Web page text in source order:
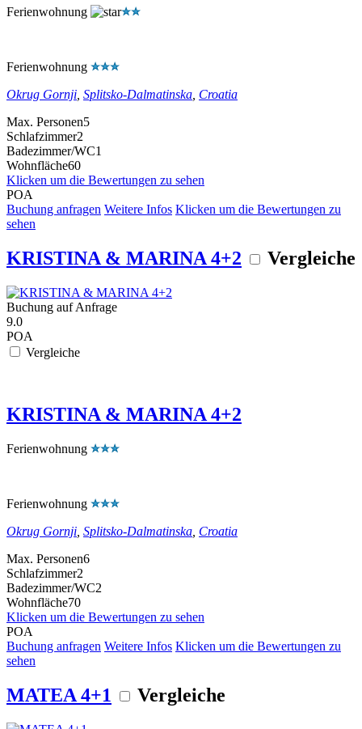
Ferienwohnung
Ferienwohnung
Okrug Gornji, Splitsko-Dalmatinska, Croatia
Max. Personen5
Schlafzimmer2
Badezimmer/WC1
Wohnfläche60
Klicken um die Bewertungen zu sehen
POA
Buchung anfragen Weitere Infos Klicken um die Bewertungen zu
sehen
KRISTINA & MARINA 4+2 Vergleiche
Buchung auf Anfrage
9.0
POA
Vergleiche
KRISTINA & MARINA 4+2
Ferienwohnung
Ferienwohnung
Okrug Gornji Splitsko-Dalmatinska Croatia
Max. Personen6
Schlafzimmer2
Badezimmer/WC2
Wohnfläche70
Klicken um die Bewertungen zu sehen
POA
Buchung anfragen Weitere Infos Klicken um die Bewertungen zu
sehen
MATEA 4+1 Vergleiche